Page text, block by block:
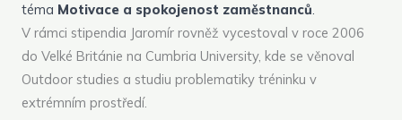
téma Motivace a spokojenost zaměstnanců.
V rámci stipendia Jaromír rovněž vycestoval v roce 2006
do Velké Británie na Cumbria University, kde se věnoval
Outdoor studies a studiu problematiky tréninku v
extrémním prostředí.